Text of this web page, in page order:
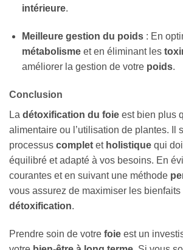
intérieure.
Meilleure gestion du poids: En
métabolismeet en éliminant les
améliorer la gestion de votre poids.
Conclusion
La détoxification du foie est bien plus
alimentaire ou l’utilisation de plantes. Il
processus complet et holistique qui
équilibré et adapté à vos besoins. En
courantes et en suivant une méthode
vous assurez de maximiser les bienfaits
détoxification.
Prendre soin de votre foie est un